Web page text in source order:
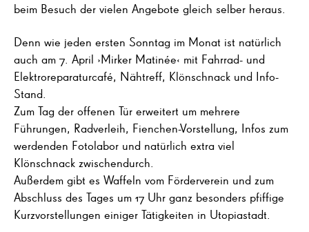
beim Besuch der vielen Angebote gleich selber heraus.
Denn wie jeden ersten Sonntag im Monat ist natürlich
auch am 7. April ›Mirker Matinée‹ mit Fahrrad- und
Elektroreparaturcafé, Nähtreff, Klönschnack und Info-
Stand.
Zum Tag der offenen Tür erweitert um mehrere
Führungen, Radverleih, Fienchen-Vorstellung, Infos zum
werdenden Fotolabor und natürlich extra viel
Klönschnack zwischendurch.
Außerdem gibt es Waffeln vom Förderverein und zum
Abschluss des Tages um 17 Uhr ganz besonders pfiffige
Kurzvorstellungen einiger Tätigkeiten in Utopiastadt.